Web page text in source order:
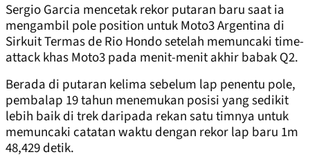
Sergio Garcia mencetak rekor putaran baru saat ia
mengambil pole position untuk Moto3 Argentina di
Sirkuit Termas de Rio Hondo setelah memuncaki time-
attack khas Moto3 pada menit-menit akhir babak Q2.
Berada di putaran kelima sebelum lap penentu pole,
pembalap 19 tahun menemukan posisi yang sedikit
lebih baik di trek daripada rekan satu timnya untuk
memuncaki catatan waktu dengan rekor lap baru 1m
48,429 detik.